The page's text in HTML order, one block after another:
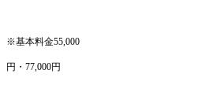
※基本料金55,000
円・77,000円